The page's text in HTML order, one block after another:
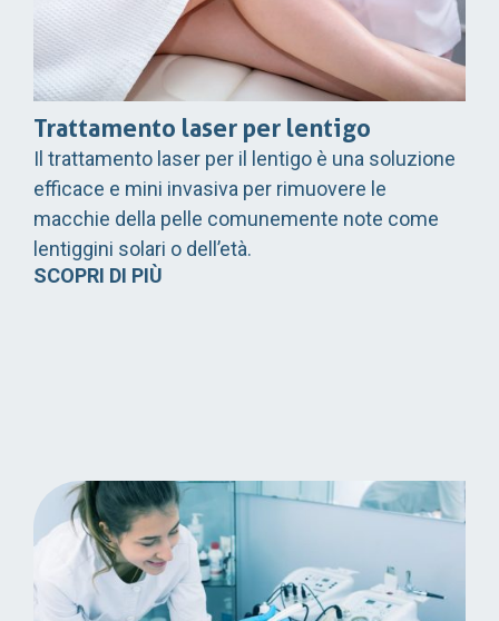
Trattamento laser per lentigo
Il trattamento laser per il lentigo è una soluzione
efficace e mini invasiva per rimuovere le
macchie della pelle comunemente note come
lentiggini solari o dell’età.
SCOPRI DI PIÙ